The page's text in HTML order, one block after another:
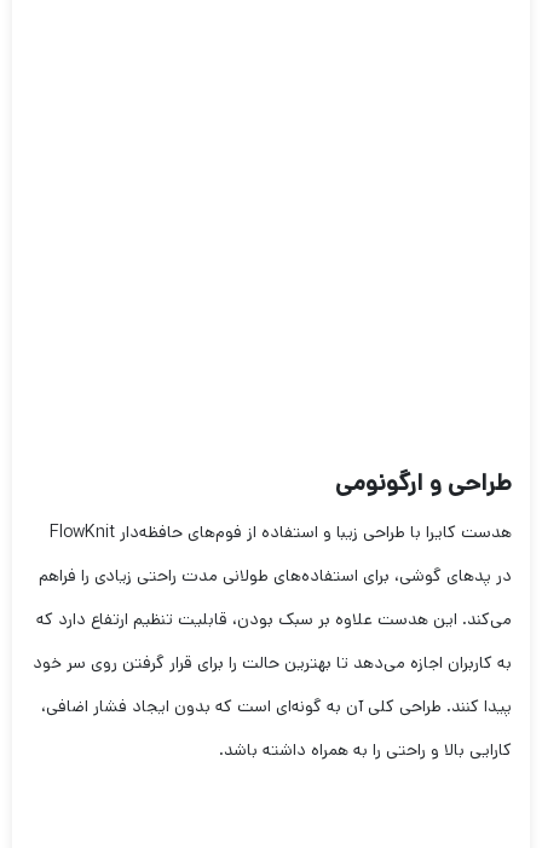
طراحی و ارگونومی
هدست کایرا با طراحی زیبا و استفاده از فوم‌های حافظه‌دار FlowKnit
در پدهای گوشی‌، برای استفاده‌های طولانی مدت راحتی زیادی را فراهم
می‌کند. این هدست علاوه بر سبک بودن، قابلیت تنظیم ارتفاع دارد که
به کاربران اجازه می‌دهد تا بهترین حالت را برای قرار گرفتن روی سر خود
پیدا کنند. طراحی کلی آن به گونه‌ای است که بدون ایجاد فشار اضافی،
کارایی بالا و راحتی را به همراه داشته باشد.